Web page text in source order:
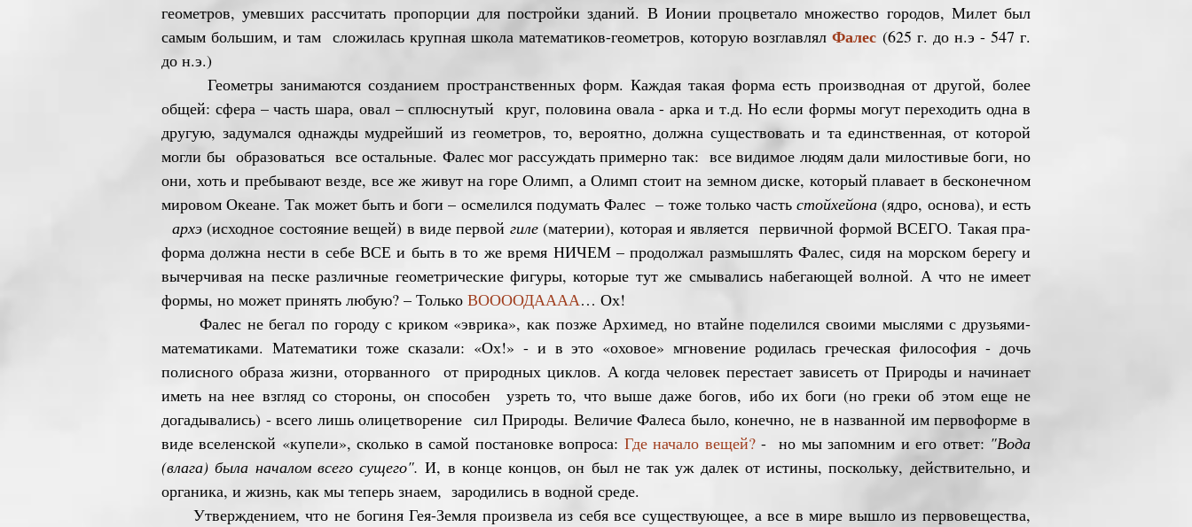
геометров, умевших рассчитать пропорции для постройки зданий. В Ионии процветало множество городов, Милет был
самым большим, и там сложилась крупная школа математиков-геометров, которую возглавлял Фалес (625 г. до н.э - 547 г.
до н.э.)
Геометры занимаются созданием пространственных форм. Каждая такая форма есть производная от другой, более
общей: сфера – часть шара, овал – сплюснутый круг, половина овала - арка и т.д. Но если формы могут переходить одна в
другую, задумался однажды мудрейший из геометров, то, вероятно, должна существовать и та единственная, от которой
могли бы образоваться все остальные. Фалес мог рассуждать примерно так: все видимое людям дали милостивые боги, но
они, хоть и пребывают везде, все же живут на горе Олимп, а Олимп стоит на земном диске, который плавает в бесконечном
мировом Океане. Так может быть и боги – осмелился подумать Фалес – тоже только частьстойхейона (ядро, основа), и есть
архэ(исходное состояние вещей) в виде первой гиле(материи), которая и является первичной формой ВСЕГО. Такая пра-
форма должна нести в себе ВСЕ и быть в то же время НИЧЕМ – продолжал размышлять Фалес, сидя на морском берегу и
вычерчивая на песке различные геометрические фигуры, которые тут же смывались набегающей волной. А что не имеет
формы, но может принять любую? – Только ВООООДАААА… Ох!
Фалес не бегал по городу с криком «эврика», как позже Архимед, но втайне поделился своими мыслями с друзьями-
математиками. Математики тоже сказали: «Ох!» - и в это «оховое» мгновение родилась греческая философия - дочь
полисного образа жизни, оторванного от природных циклов. А когда человек перестает зависеть от Природы и начинает
иметь на нее взгляд со стороны, он способен узреть то, что выше даже богов, ибо их боги (но греки об этом еще не
догадывались) - всего лишь олицетворение сил Природы. Величие Фалеса было, конечно, не в названной им первоформе в
виде вселенской «купели», сколько в самой постановке вопроса: Где начало вещей?- но мы запомним и его ответ: "Вода
(влага) была началом всего сущего". И, в конце концов, он был не так уж далек от истины, поскольку, действительно, и
органика, и жизнь, как мы теперь знаем, зародились в водной среде.
Утверждением, что не богиня Гея-Земля произвела из себя все существующее, а все в мире вышло из первовещества,